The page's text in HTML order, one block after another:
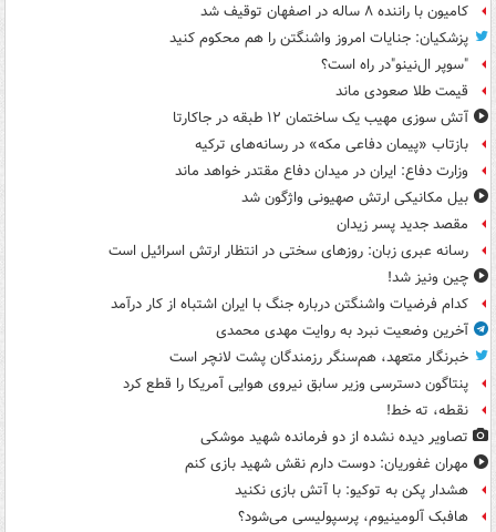
کامیون با راننده ۸ ساله در اصفهان توقیف شد
پزشکیان: جنایات امروز واشنگتن را هم محکوم کنید
"سوپر ال‌نینو"در راه است؟
قیمت طلا صعودی ماند
آتش سوزی مهیب یک ساختمان ۱۲ طبقه در جاکارتا
بازتاب «پیمان دفاعی مکه» در رسانه‌های ترکیه
وزارت دفاع: ایران در میدان دفاع مقتدر خواهد ماند
بیل مکانیکی ارتش صهیونی واژگون شد
مقصد جدید پسر زیدان
رسانه عبری زبان: روزهای سختی در انتظار ارتش اسرائیل است
چین ونیز شد!
کدام فرضیات واشنگتن درباره جنگ با ایران اشتباه از کار درآمد
آخرین وضعیت نبرد به روایت مهدی محمدی
خبرنگار متعهد، هم‌سنگر رزمندگان پشت لانچر است
پنتاگون دسترسی وزیر سابق نیروی هوایی آمریکا را قطع کرد
نقطه، ته خط!
تصاویر دیده‌ نشده از دو فرمانده شهید موشکی
مهران غفوریان: دوست دارم نقش شهید بازی کنم
هشدار پکن به توکیو: با آتش بازی نکنید
هافبک آلومینیوم، پرسپولیسی می‌شود؟